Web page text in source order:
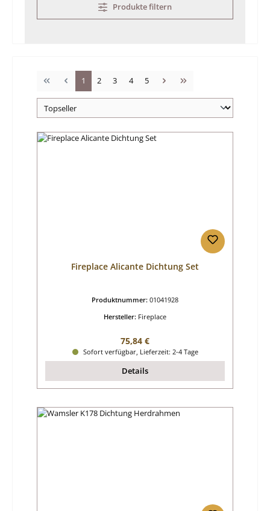
Produkte filtern
Seite
1 Seite
2 Seite
3 Seite
4 Seite
5
Fireplace Alicante Dichtung Set
Produktnummer: 01041928
Hersteller: Fireplace
Regulärer Preis:
75,84 €
Sofort verfügbar, Lieferzeit: 2-4 Tage
Details